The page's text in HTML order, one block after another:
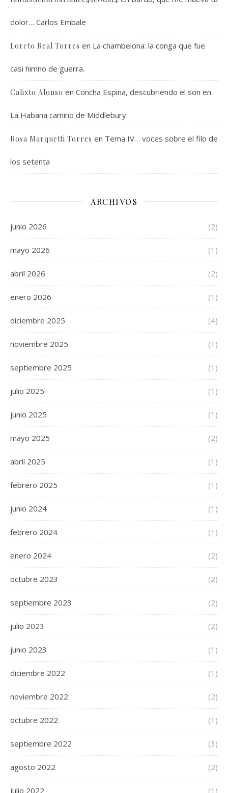
dolor… Carlos Embale
Loreto Real Torres en La chambelona: la conga que fue
casi himno de guerra.
Calixto Alonso en Concha Espina, descubriendo el son en
La Habana camino de Middlebury
Rosa Marquetti Torres en Tema IV… voces sobre el filo de
los setenta
ARCHIVOS
junio 2026 (2)
mayo 2026 (1)
abril 2026 (2)
enero 2026 (1)
diciembre 2025 (4)
noviembre 2025 (1)
septiembre 2025 (1)
julio 2025 (1)
junio 2025 (1)
mayo 2025 (2)
abril 2025 (1)
febrero 2025 (1)
junio 2024 (1)
febrero 2024 (1)
enero 2024 (2)
octubre 2023 (2)
septiembre 2023 (2)
julio 2023 (2)
junio 2023 (1)
diciembre 2022 (1)
noviembre 2022 (2)
octubre 2022 (1)
septiembre 2022 (3)
agosto 2022 (2)
julio 2022 (1)